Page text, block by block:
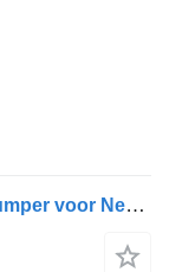
Cityliner Starliner 36732010034 voorbumper voor Neoplan bus